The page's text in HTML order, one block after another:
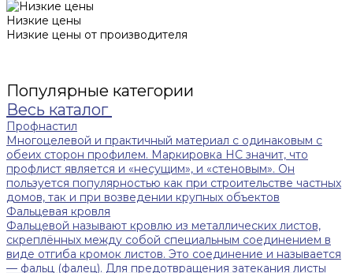
Низкие цены
Низкие цены от производителя
Популярные категории
Весь каталог
Профнастил
Многоцелевой и практичный материал с одинаковым с
обеих сторон профилем. Маркировка НС значит, что
профлист является и «несущим», и «стеновым». Он
пользуется популярностью как при строительстве частных
домов, так и при возведении крупных объектов
Фальцевая кровля
Фальцевой называют кровлю из металлических листов,
скреплённых между собой специальным соединением в
виде отгиба кромок листов. Это соединение и называется
— фальц (фалец). Для предотвращения затекания листы